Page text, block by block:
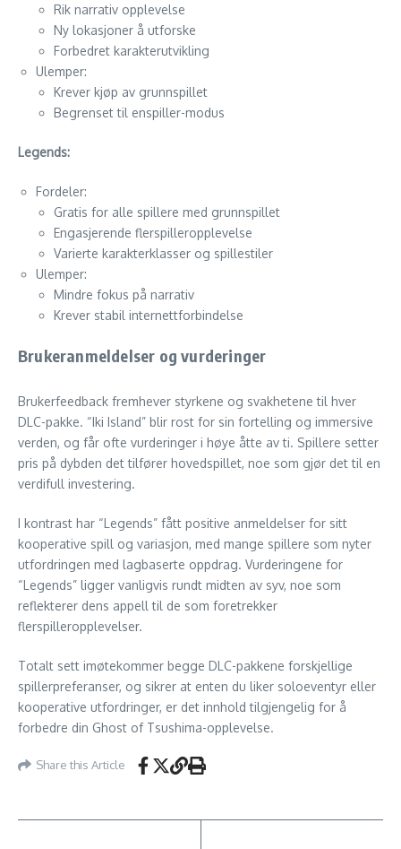
Rik narrativ opplevelse
Ny lokasjoner å utforske
Forbedret karakterutvikling
Ulemper:
Krever kjøp av grunnspillet
Begrenset til enspiller-modus
Legends:
Fordeler:
Gratis for alle spillere med grunnspillet
Engasjerende flerspilleropplevelse
Varierte karakterklasser og spillestiler
Ulemper:
Mindre fokus på narrativ
Krever stabil internettforbindelse
Brukeranmeldelser og vurderinger
Brukerfeedback fremhever styrkene og svakhetene til hver
DLC-pakke. “Iki Island” blir rost for sin fortelling og immersive
verden, og får ofte vurderinger i høye åtte av ti. Spillere setter
pris på dybden det tilfører hovedspillet, noe som gjør det til en
verdifull investering.
I kontrast har “Legends” fått positive anmeldelser for sitt
kooperative spill og variasjon, med mange spillere som nyter
utfordringen med lagbaserte oppdrag. Vurderingene for
“Legends” ligger vanligvis rundt midten av syv, noe som
reflekterer dens appell til de som foretrekker
flerspilleropplevelser.
Totalt sett imøtekommer begge DLC-pakkene forskjellige
spillerpreferanser, og sikrer at enten du liker soloeventyr eller
kooperative utfordringer, er det innhold tilgjengelig for å
forbedre din Ghost of Tsushima-opplevelse.
Share this Article